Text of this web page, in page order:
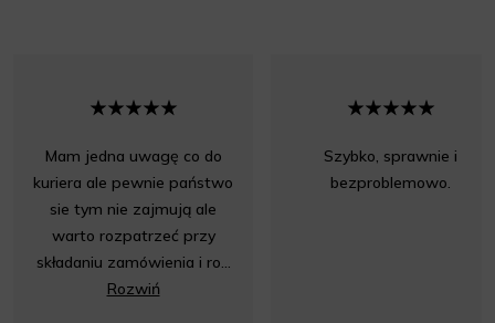
Mam jedna uwagę co do
kuriera ale pewnie państwo
sie tym nie zajmują ale
warto rozpatrzeć przy
składaniu zamówienia i ro...
Rozwiń
Szybko, sprawnie i
bezproblemowo.